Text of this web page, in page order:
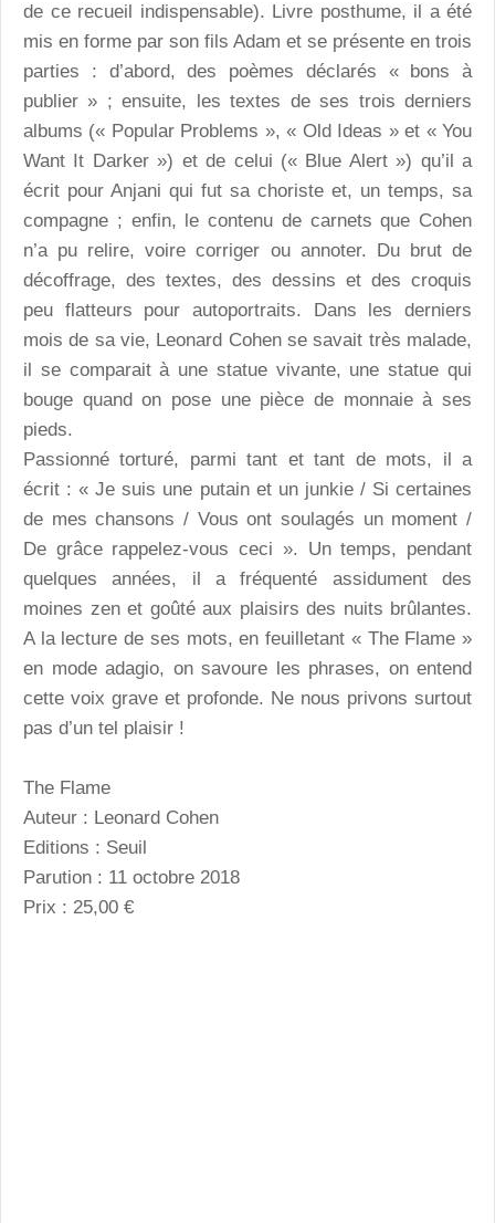
de ce recueil indispensable). Livre posthume, il a été
mis en forme par son fils Adam et se présente en trois
parties : d’abord, des poèmes déclarés « bons à
publier » ; ensuite, les textes de ses trois derniers
albums (« Popular Problems », « Old Ideas » et « You
Want It Darker ») et de celui (« Blue Alert ») qu’il a
écrit pour Anjani qui fut sa choriste et, un temps, sa
compagne ; enfin, le contenu de carnets que Cohen
n’a pu relire, voire corriger ou annoter. Du brut de
décoffrage, des textes, des dessins et des croquis
peu flatteurs pour autoportraits. Dans les derniers
mois de sa vie, Leonard Cohen se savait très malade,
il se comparait à une statue vivante, une statue qui
bouge quand on pose une pièce de monnaie à ses
pieds.
Passionné torturé, parmi tant et tant de mots, il a
écrit : « Je suis une putain et un junkie / Si certaines
de mes chansons / Vous ont soulagés un moment /
De grâce rappelez-vous ceci ». Un temps, pendant
quelques années, il a fréquenté assidument des
moines zen et goûté aux plaisirs des nuits brûlantes.
A la lecture de ses mots, en feuilletant « The Flame »
en mode adagio, on savoure les phrases, on entend
cette voix grave et profonde. Ne nous privons surtout
pas d’un tel plaisir !
The Flame
Auteur : Leonard Cohen
Editions : Seuil
Parution : 11 octobre 2018
Prix : 25,00 €